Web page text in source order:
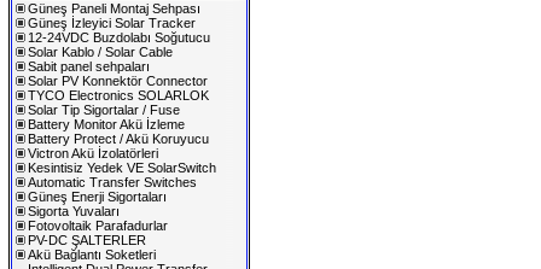
Güneş Paneli Montaj Sehpası
Güneş İzleyici Solar Tracker
12-24VDC Buzdolabı Soğutucu
Solar Kablo / Solar Cable
Sabit panel sehpaları
Solar PV Konnektör Connector
TYCO Electronics SOLARLOK
Solar Tip Sigortalar / Fuse
Battery Monitor Akü İzleme
Battery Protect / Akü Koruyucu
Victron Akü İzolatörleri
Kesintisiz Yedek VE SolarSwitch
Automatic Transfer Switches
Güneş Enerji Sigortaları
Sigorta Yuvaları
Fotovoltaik Parafadurlar
PV-DC ŞALTERLER
Akü Bağlantı Soketleri